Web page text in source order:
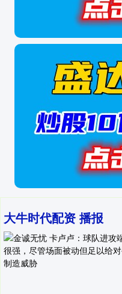
大牛时代配资 播报